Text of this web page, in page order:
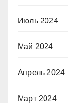
Июль 2024
Май 2024
Апрель 2024
Март 2024